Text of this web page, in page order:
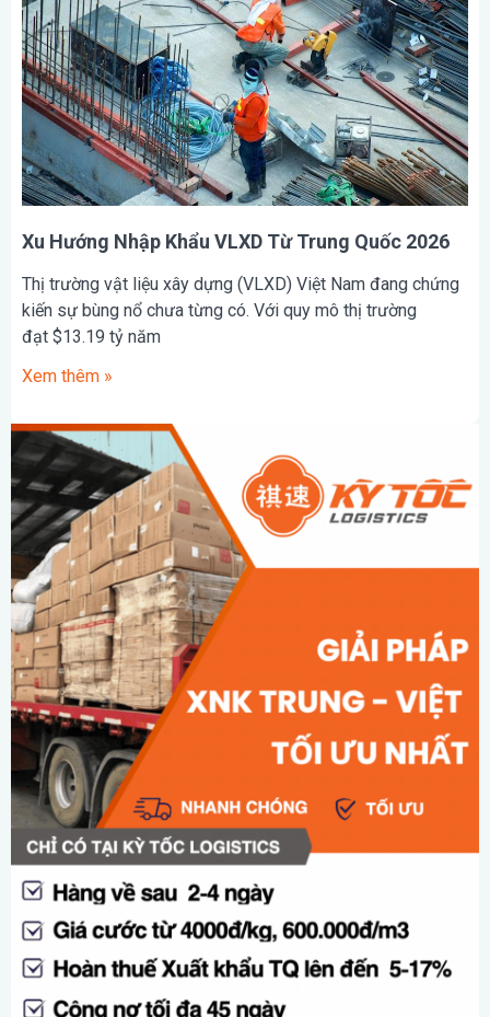
Xu Hướng Nhập Khẩu VLXD Từ Trung Quốc 2026
Thị trường vật liệu xây dựng (VLXD) Việt Nam đang chứng
kiến sự bùng nổ chưa từng có. Với quy mô thị trường
đạt $13.19 tỷ năm
Xem thêm »